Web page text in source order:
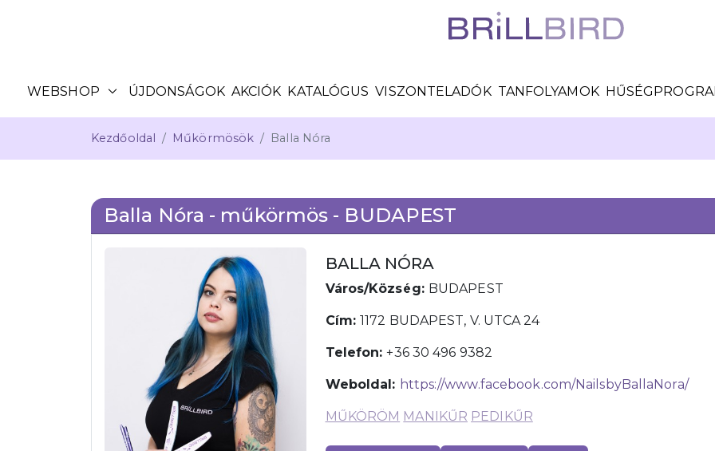
WEBSHOP expand_more ÚJDONSÁGOK AKCIÓK KATALÓGUS VISZONTELADÓK TANFOLYAMOK
Kezdőoldal Műkörmösök Balla Nóra
Balla Nóra - műkörmös - BUDAPEST
BALLA NÓRA
Város/Község: BUDAPEST
Cím: 1172 BUDAPEST, V. UTCA 24
Telefon:+36 30 496 9382
Weboldal: https://www.facebook.com/NailsbyBallaNora/
MŰKÖRÖM MANIKŰR PEDIKŰR